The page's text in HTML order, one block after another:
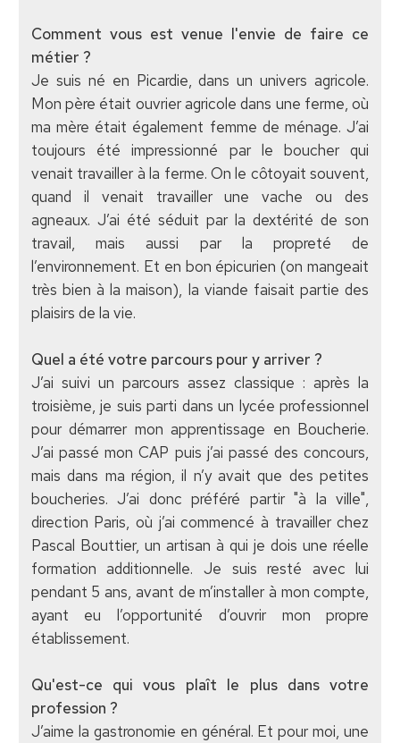
Comment vous est venue l'envie de faire ce
métier ?
Je suis né en Picardie, dans un univers agricole.
Mon père était ouvrier agricole dans une ferme, où
ma mère était également femme de ménage. J’ai
toujours été impressionné par le boucher qui
venait travailler à la ferme. On le côtoyait souvent,
quand il venait travailler une vache ou des
agneaux. J’ai été séduit par la dextérité de son
travail, mais aussi par la propreté de
l’environnement. Et en bon épicurien (on mangeait
très bien à la maison), la viande faisait partie des
plaisirs de la vie.
Quel a été votre parcours pour y arriver ?
J’ai suivi un parcours assez classique : après la
troisième, je suis parti dans un lycée professionnel
pour démarrer mon apprentissage en Boucherie.
J’ai passé mon CAP puis j’ai passé des concours,
mais dans ma région, il n’y avait que des petites
boucheries. J’ai donc préféré partir "à la ville",
direction Paris, où j’ai commencé à travailler chez
Pascal Bouttier, un artisan à qui je dois une réelle
formation additionnelle. Je suis resté avec lui
pendant 5 ans, avant de m’installer à mon compte,
ayant eu l’opportunité d’ouvrir mon propre
établissement.
Qu'est-ce qui vous plaît le plus dans votre
profession ?
J’aime la gastronomie en général. Et pour moi, une